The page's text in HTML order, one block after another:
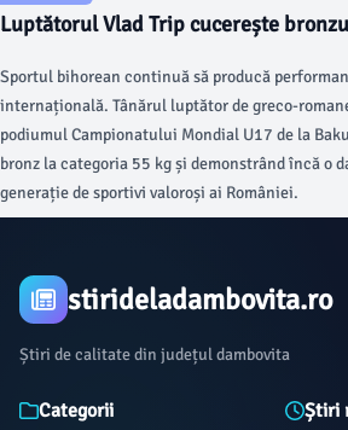
Luptătorul Vlad Trip cucerește
Sportul bihorean continuă să producă
internațională. Tânărul luptător de greco-
podiumul Campionatului Mondial U17 de la
bronz la categoria 55 kg și demonstrând încă o
generație de sportivi valoroși ai României.
stirideladambovita.ro
Știri de calitate din județul dambovita
Categorii Știri